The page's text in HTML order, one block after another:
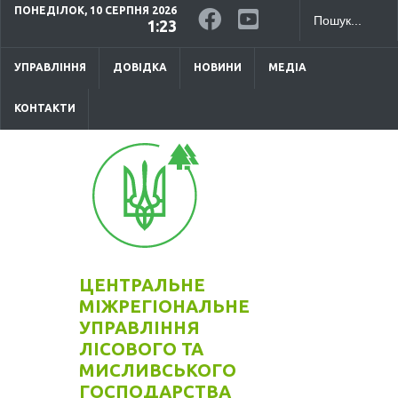
ПОНЕДІЛОК, 10 СЕРПНЯ 2026
1:23
УПРАВЛІННЯ ДОВІДКА НОВИНИ МЕДІА
КОНТАКТИ
ЦЕНТРАЛЬНЕ
МІЖРЕГІОНАЛЬНЕ
УПРАВЛІННЯ
ЛІСОВОГО ТА
МИСЛИВСЬКОГО
ГОСПОДАРСТВА